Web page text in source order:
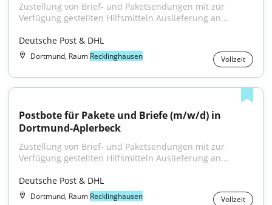
Zustellung von Brief- und Paketsendungen mit zur
Verfügung gestellten Hilfsmitteln Auslieferung an...
Deutsche Post & DHL
Dortmund, Raum Recklinghausen Vollzeit
Postbote für Pakete und Briefe (m/w/d) in
Dortmund-Aplerbeck
Zustellung von Brief- und Paketsendungen mit zur
Verfügung gestellten Hilfsmitteln Auslieferung an...
Deutsche Post & DHL
Dortmund, Raum Recklinghausen Vollzeit